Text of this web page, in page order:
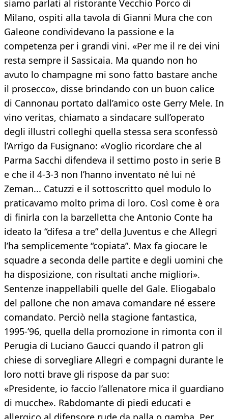
siamo parlati al ristorante Vecchio Porco di
Milano, ospiti alla tavola di Gianni Mura che con
Galeone condividevano la passione e la
competenza per i grandi vini. «Per me il re dei vini
resta sempre il Sassicaia. Ma quando non ho
avuto lo champagne mi sono fatto bastare anche
il prosecco», disse brindando con un buon calice
di Cannonau portato dall’amico oste Gerry Mele. In
vino veritas, chiamato a sindacare sull’operato
degli illustri colleghi quella stessa sera sconfessò
l’Arrigo da Fusignano: «Voglio ricordare che al
Parma Sacchi difendeva il settimo posto in serie B
e che il 4-3-3 non l’hanno inventato né lui né
Zeman... Catuzzi e il sottoscritto quel modulo lo
praticavamo molto prima di loro. Così come è ora
di finirla con la barzelletta che Antonio Conte ha
ideato la “difesa a tre” della Juventus e che Allegri
l’ha semplicemente “copiata”. Max fa giocare le
squadre a seconda delle partite e degli uomini che
ha disposizione, con risultati anche migliori».
Sentenze inappellabili quelle del Gale. Eliogabalo
del pallone che non amava comandare né essere
comandato. Perciò nella stagione fantastica,
1995-’96, quella della promozione in rimonta con il
Perugia di Luciano Gaucci quando il patron gli
chiese di sorvegliare Allegri e compagni durante le
loro notti brave gli rispose da par suo:
«Presidente, io faccio l’allenatore mica il guardiano
di mucche». Rabdomante di piedi educati e